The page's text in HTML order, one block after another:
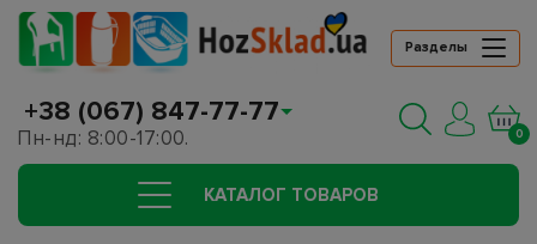
Разделы
+38 (067) 847-77-77
Пн-нд: 8:00-17:00. 0
КАТАЛОГ ТОВАРОВ